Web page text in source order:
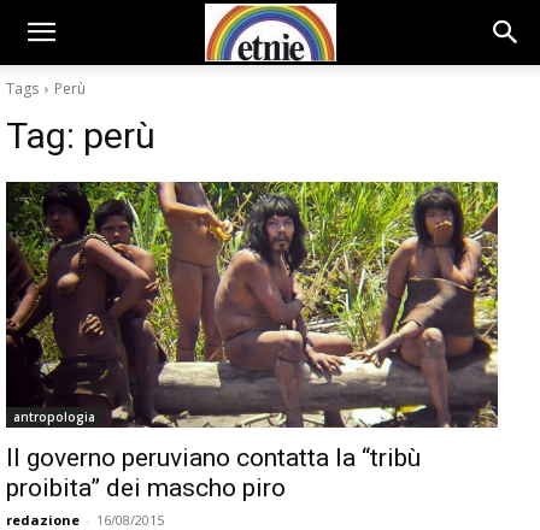
Tags Perù
Tag: perù
antropologia
Il governo peruviano contatta la “tribù
proibita” dei mascho piro
redazione - 16/08/2015